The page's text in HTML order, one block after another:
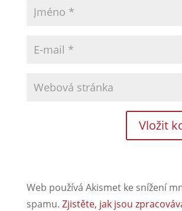
Web používá Akismet ke snížení
spamu. Zjistěte, jak jsou